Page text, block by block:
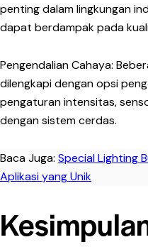
penting dalam lingkungan
dapat berdampak pada
Pengendalian Cahaya:
dilengkapi dengan opsi
pengaturan intensitas,
dengan sistem cerdas.
Baca Juga: Special Lighting
Aplikasi yang Unik